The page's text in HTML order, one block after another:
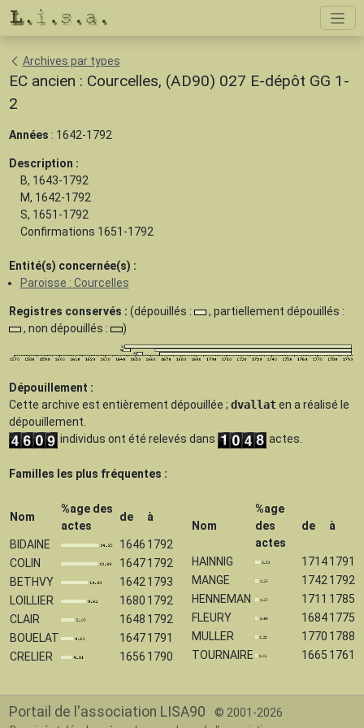
Archives par types
EC ancien : Courcelles, (AD90) 027 E-dépôt GG 1-
2
Années : 1642-1792
Description :
B, 1643-1792
M, 1642-1792
S, 1651-1792
Confirmations 1651-1792
Entité(s) concernée(s) :
Paroisse : Courcelles
Registres conservés : (dépouillés :
, partiellement dépouillés :
, non dépouillés :
)
Dépouillement :
Cette archive est entièrement dépouillée ; dvallaten a réalisé le
dépouillement.
individus ont été relevés dans
actes.
Familles les plus fréquentes :
Nom
%age des
actes
de à
BIDAINE 1646 1792
COLIN
1647 1792
BETHVY
1642 1793
LOILLIER
1680 1792
CLAIR
1648 1792
BOUELAT
1647 1791
CRELIER
1656 1790
Nom
%age
des
actes
de à
HAINNIG 1714 1791
MANGE
1742 1792
HENNEMAN
1711 1785
FLEURY
1684 1775
MULLER
1770 1788
TOURNAIRE
1665 1761
Portail de l'association LISA90
© 2001-2026